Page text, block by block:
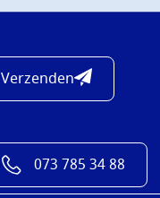
Verzenden
073 785 34 88